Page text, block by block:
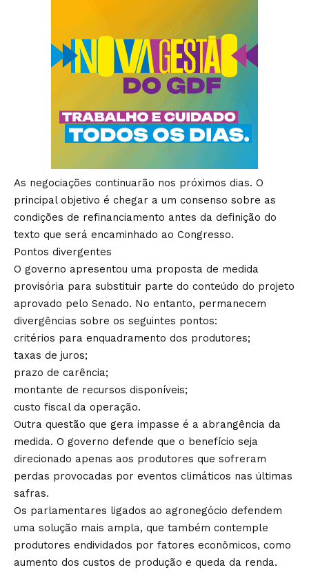
As negociações continuarão nos próximos dias. O
principal objetivo é chegar a um consenso sobre as
condições de refinanciamento antes da definição do
texto que será encaminhado ao Congresso.
Pontos divergentes
O governo apresentou uma proposta de medida
provisória para substituir parte do conteúdo do projeto
aprovado pelo Senado. No entanto, permanecem
divergências sobre os seguintes pontos:
critérios para enquadramento dos produtores;
taxas de juros;
prazo de carência;
montante de recursos disponíveis;
custo fiscal da operação.
Outra questão que gera impasse é a abrangência da
medida. O governo defende que o benefício seja
direcionado apenas aos produtores que sofreram
perdas provocadas por eventos climáticos nas últimas
safras.
Os parlamentares ligados ao agronegócio defendem
uma solução mais ampla, que também contemple
produtores endividados por fatores econômicos, como
aumento dos custos de produção e queda da renda.